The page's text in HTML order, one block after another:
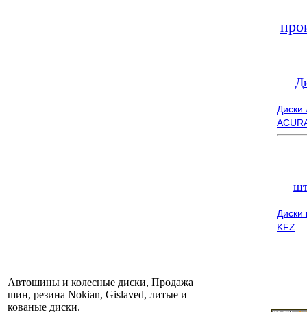
Диски
KFZ
Автошины и колесные диски, Продажа
шин, резина Nokian, Gislaved, литые и
кованые диски.